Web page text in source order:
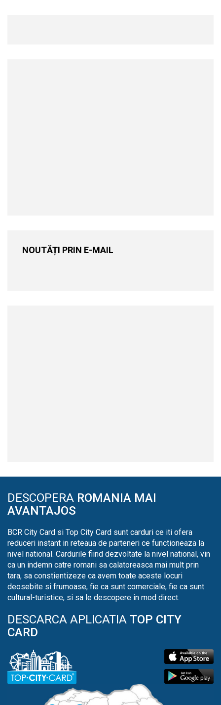
NOUTĂȚI PRIN E-MAIL
DESCOPERA ROMANIA MAI
AVANTAJOS
BCR City Card si Top City Card sunt carduri ce iti ofera
reduceri instant in reteaua de parteneri ce functioneaza la
nivel national. Cardurile fiind dezvoltate la nivel national, vin
ca un indemn catre romani sa calatoreasca mai mult prin
tara, sa constientizeze ca avem toate aceste locuri
deosebite si frumoase, fie ca sunt comerciale, fie ca sunt
cultural-turistice, si sa le descopere in mod direct.
DESCARCA APLICATIA TOP CITY
CARD